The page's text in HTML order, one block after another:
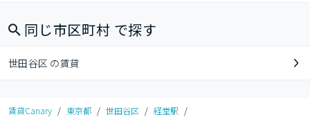
同じ市区町村 で探す
世田谷区 の賃貸
賃貸Canary / 東京都 / 世田谷区 / 経堂駅 /